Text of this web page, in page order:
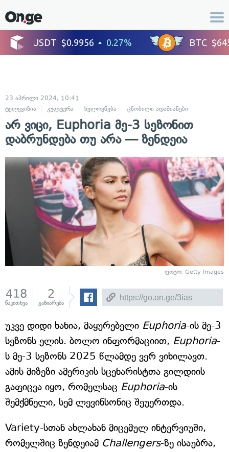
23 აპრილი 2024, 10:41
ტელევიზია
კულტურა ხელოვნება ცნობილი ადამიანები
არ ვიცი, Euphoria მე-3 სეზონით
დაბრუნდება თუ არა — ზენდეია
ფოტო: Getty Images
418
წაკითხვა
2
გაზიარება
უკვე დიდი ხანია, მაყურებელი Euphoria-ის მე-3
სეზონს ელის. ბოლო ინფორმაციით, Euphoria-
ს მე-3 სეზონს 2025 წლამდე ვერ ვიხილავთ.
ამის მიზეზი ამერიკის სცენარისტთა გილდიის
გაფიცვა იყო, რომელსაც Euphoria-ის
შემქმნელი, სემ ლევინსონიც შეუერთდა.
Variety-სთან ახლახან მიცემულ ინტერვიუში,
რომელშიც ზენდეიამ Challengers-ზე ისაუბრა,